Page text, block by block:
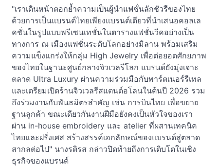
"เราเดินหน้าตอกย้ำความเป็นผู้นำแฟชั่นลักชัวรีของไทย
ด้วยการเป็นแบรนด์ไทยเพียงแบรนด์เดียวที่นำเสนอคอลเล
คชั่นในรูปแบบพรีเซนเทชั่นในตารางแฟชั่นวีคอย่างเป็น
ทางการ ณ เมืองแฟชั่นระดับโลกอย่างมิลาน พร้อมเสริม
ความแข็งแกร่งให้กลุ่ม High Jewelry เพื่อต่อยอดศักยภาพ
ของไทยในฐานะศูนย์กลางจิวเวลรีโลก แบรนด์ยังมุ่งเจาะ
ตลาด Ultra Luxury ผ่านความร่วมมือกับพาร์ตเนอร์รีเทล
และเตรียมเปิดร้านจิวเวลรีสแตนด์อโลนในต้นปี 2026 รวม
ถึงร่วมงานกับพันธมิตรสำคัญ เช่น การบินไทย เพื่อขยาย
ฐานลูกค้า ขณะเดียวกันงานฝีมือยังคงเป็นหัวใจของเรา
ผ่าน in-house embroidery และ atelier ที่ผสานเทคนิค
ไทยและฝรั่งเศส สร้างสรรค์เอกลักษณ์ของแบรนด์สู่ตลาด
สากลต่อไป" นางรติรส กล่าวปิดท้ายถึงการเติบโตในเชิง
ธุรกิจของแบรนด์